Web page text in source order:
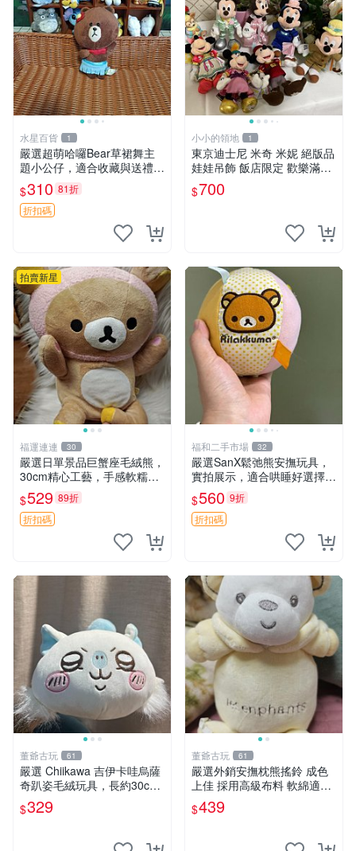
水星百貨 1
嚴選超萌哈囉Bear草裙舞主
題小公仔，適合收藏與送禮 1
00 克 哈囉Bear 草裙舞
$310 81折
折扣碼
小小的領地 1
東京迪士尼 米奇 米妮 絕版品
娃娃吊飾 飯店限定 歡樂滿人
間 復活節
$700
拍賣新星
福運連連 30
嚴選日單景品巨蟹座毛絨熊，
30cm精心工藝，手感軟糯推
薦收藏送人 巨蟹座 毛絨玩具
精緻做工
$529 89折
折扣碼
福和二手市場 32
嚴選SanX鬆弛熊安撫玩具，
實拍展示，適合哄睡好選擇
電腦玩具 安撫用品
$560 9折
折扣碼
董爺古玩 61
嚴選 Chiikawa 吉伊卡哇烏薩
奇趴姿毛絨玩具，長約30c
m，質地超軟適合收藏 烏薩
奇 Chiikawa 毛絨 超軟
$329
董爺古玩 61
嚴選外銷安撫枕熊搖鈴 成色
上佳 採用高級布料 軟綿適合
收藏 安心選購 安撫枕 熊玩具
搖鈴
$439